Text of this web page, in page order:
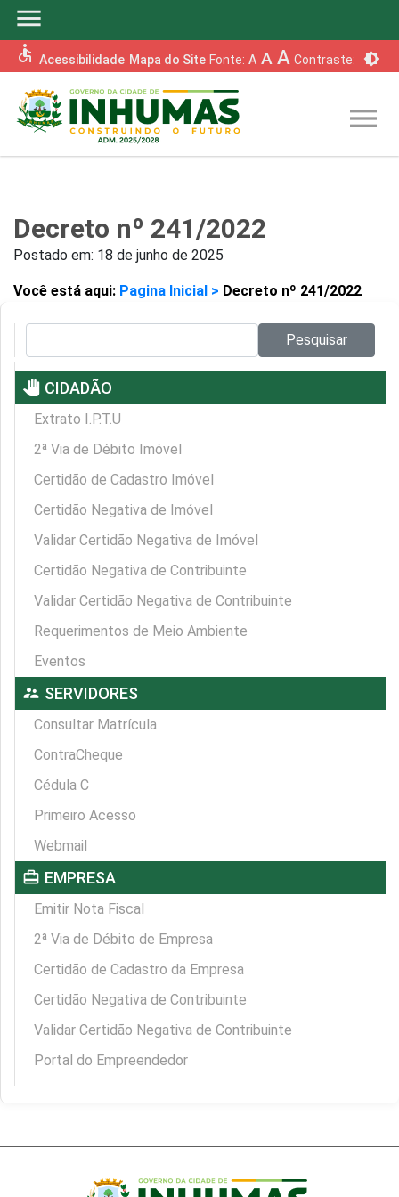
menu
accessible Acessibilidade Mapa do Site Fonte: A A A Contraste: brightness_6
menu
Decreto nº 241/2022
Postado em: 18 de junho de 2025
Você está aqui: Pagina Inicial > Decreto nº 241/2022
Pesquisar
pan_tool CIDADÃO
Extrato I.P.T.U
2ª Via de Débito Imóvel
Certidão de Cadastro Imóvel
Certidão Negativa de Imóvel
Validar Certidão Negativa de Imóvel
Certidão Negativa de Contribuinte
Validar Certidão Negativa de Contribuinte
Requerimentos de Meio Ambiente
Eventos
supervisor_account SERVIDORES
Consultar Matrícula
ContraCheque
Cédula C
Primeiro Acesso
Webmail
card_travel EMPRESA
Emitir Nota Fiscal
2ª Via de Débito de Empresa
Certidão de Cadastro da Empresa
Certidão Negativa de Contribuinte
Validar Certidão Negativa de Contribuinte
Portal do Empreendedor